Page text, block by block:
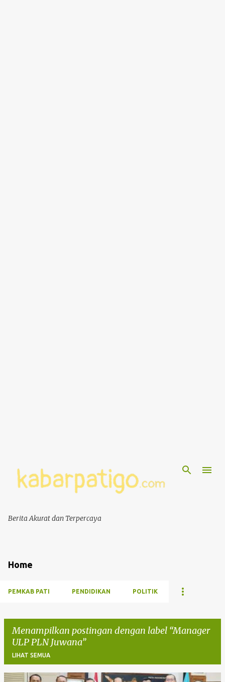
Berita Akurat dan Terpercaya
Home
PEMKAB PATI PENDIDIKAN POLITIK
Menampilkan postingan dengan label Manager
ULP PLN Juwana
LIHAT SEMUA